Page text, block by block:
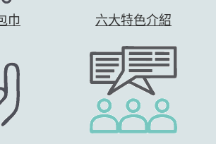
巾 六大特色介紹